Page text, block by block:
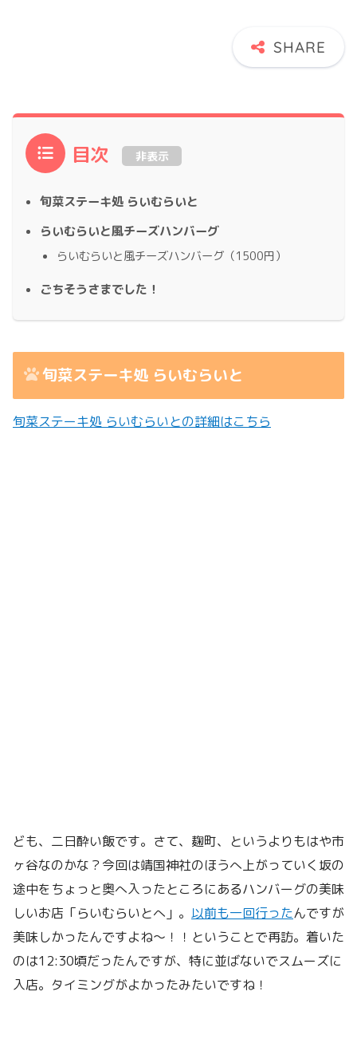
目次 非表示
旬菜ステーキ処 らいむらいと
らいむらいと風チーズハンバーグ
らいむらいと風チーズハンバーグ（1500円）
ごちそうさまでした！
旬菜ステーキ処 らいむらいと
旬菜ステーキ処 らいむらいとの詳細はこちら
ども、二日酔い飯です。さて、麹町、というよりもはや市
ヶ谷なのかな？今回は靖国神社のほうへ上がっていく坂の
途中をちょっと奥へ入ったところにあるハンバーグの美味
しいお店「らいむらいとへ」。 以前も一回行ったんですが
美味しかったんですよね〜！！ということで再訪。着いた
のは12:30頃だったんですが、特に並ばないでスムーズに
入店。タイミングがよかったみたいですね！